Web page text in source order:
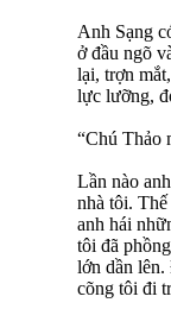
Anh Sạng
ở đầu ngõ
lại, trợn
lực lưỡng,
“Chú Thảo
Lần nào
nhà tôi.
anh hái
tôi đã
lớn dần
cõng tôi đi